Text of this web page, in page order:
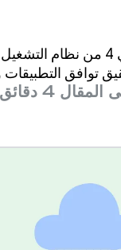
توافق
4 دقائق